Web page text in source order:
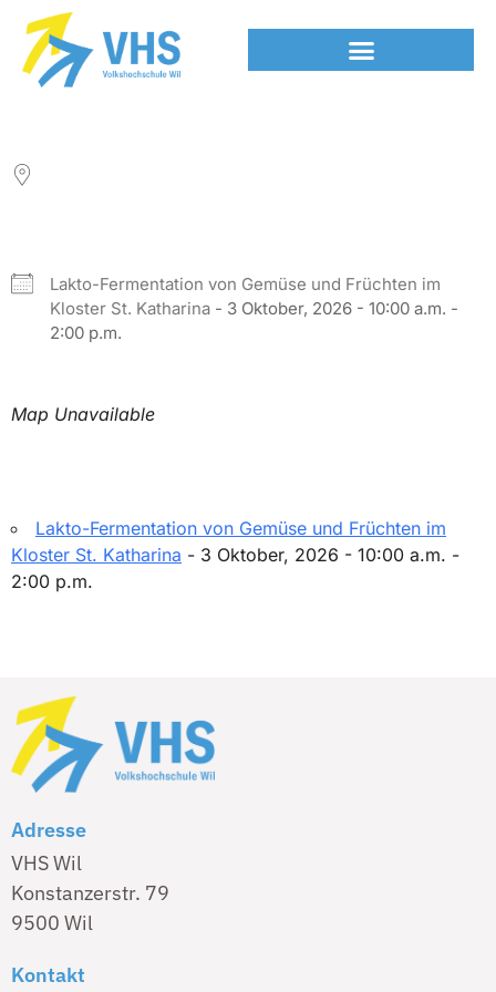
Lakto-Fermentation von Gemüse und Früchten im
Kloster St. Katharina - 3 Oktober, 2026 - 10:00 a.m. -
2:00 p.m.
Map Unavailable
Lakto-Fermentation von Gemüse und Früchten im
Kloster St. Katharina - 3 Oktober, 2026 - 10:00 a.m. -
2:00 p.m.
Adresse
VHS Wil
Konstanzerstr. 79
9500 Wil
Kontakt